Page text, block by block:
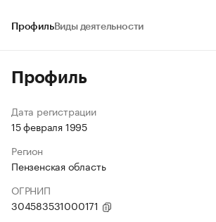
ПрофильВиды деятельности
Профиль
Дата регистрации
15 февраля 1995
Регион
Пензенская область
ОГРНИП
304583531000171